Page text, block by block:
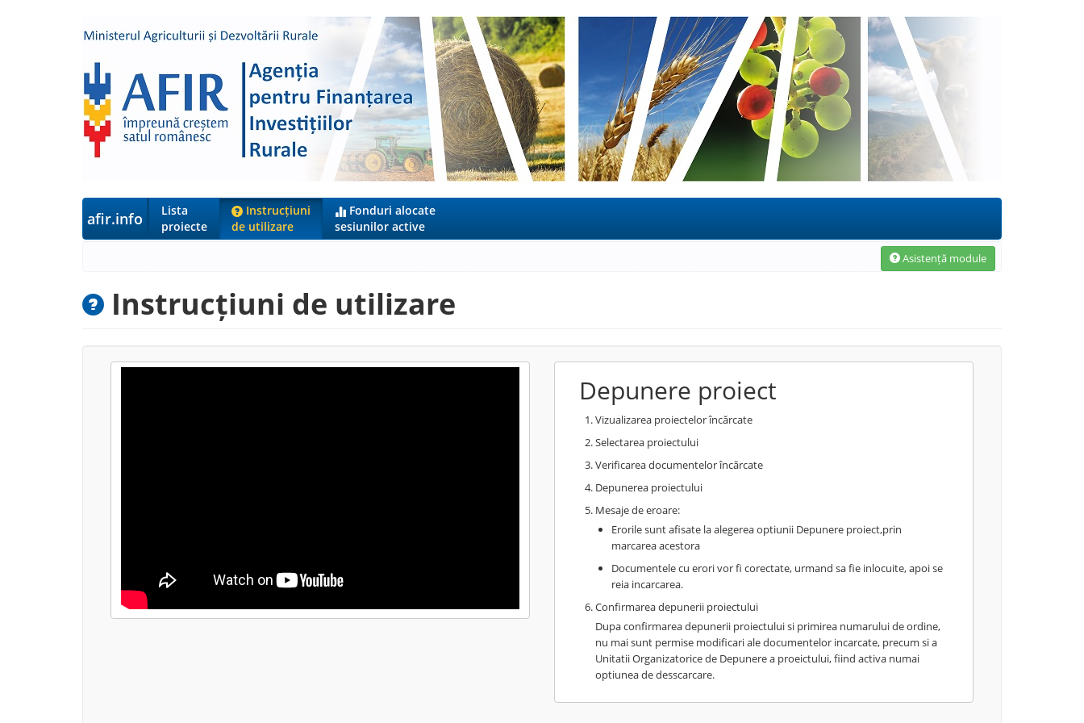
afir.info
Lista
proiecte
Instrucțiuni
de utilizare
Fonduri alocate
sesiunilor active
Asistență module
Instrucțiuni de utilizare
Depunere proiect
Vizualizarea proiectelor încărcate
Selectarea proiectului
Verificarea documentelor încărcate
Depunerea proiectului
Mesaje de eroare:
Erorile sunt afisate la alegerea optiunii Depunere proiect,prin
marcarea acestora
Documentele cu erori vor fi corectate, urmand sa fie inlocuite, apoi se
reia incarcarea.
Confirmarea depunerii proiectului
Dupa confirmarea depunerii proiectului si primirea numarului de ordine,
nu mai sunt permise modificari ale documentelor incarcate, precum si a
Unitatii Organizatorice de Depunere a proeictului, fiind activa numai
optiunea de desscarcare.